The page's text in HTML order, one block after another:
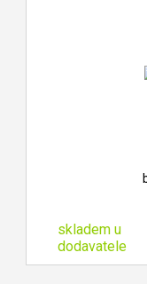
skladem u
dodavatele